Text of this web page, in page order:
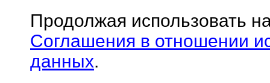
Продолжая использовать
Соглашения в отношении
данных.